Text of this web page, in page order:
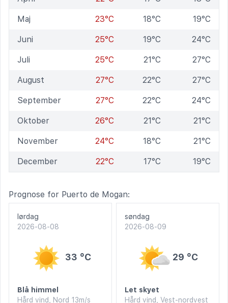
Maj 23°C 18°C 19°C
Juni 25°C 19°C 24°C
Juli 25°C 21°C 27°C
August 27°C 22°C 27°C
September 27°C 22°C 24°C
Oktober 26°C 21°C 21°C
November 24°C 18°C 21°C
December 22°C 17°C 19°C
Prognose for Puerto de Mogan:
lørdag
2026-08-08
33 °C
Blå himmel
Hård vind, Nord 13m/s
søndag
2026-08-09
29 °C
Let skyet
Hård vind, Vest-nordvest